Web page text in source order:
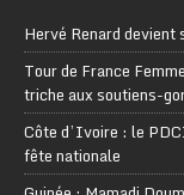
Hervé Renard
Tour de France
triche aux soutiens-
Côte d’Ivoire : le
fête nationale